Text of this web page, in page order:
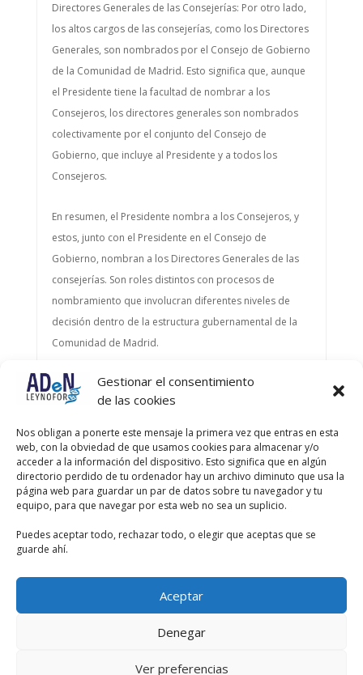
Gestionar el consentimiento
de las cookies
Nos obligan a ponerte este mensaje la primera vez que entras en esta
web, con la obviedad de que usamos cookies para almacenar y/o
acceder a la información del dispositivo. Esto significa que en algún
directorio perdido de tu ordenador hay un archivo diminuto que usa la
página web para guardar un par de datos sobre tu navegador y tu
equipo, para que navegar por esta web no sea un suplicio.
Puedes aceptar todo, rechazar todo, o elegir que aceptas que se
guarde ahí.
Aceptar
Denegar
Ver preferencias
Directores Generales de las Consejerías: Por otro lado,
los altos cargos de las consejerías, como los Directores
Generales, son nombrados por el Consejo de Gobierno
de la Comunidad de Madrid. Esto significa que, aunque
el Presidente tiene la facultad de nombrar a los
Consejeros, los directores generales son nombrados
colectivamente por el conjunto del Consejo de
Gobierno, que incluye al Presidente y a todos los
Consejeros.
En resumen, el Presidente nombra a los Consejeros, y
estos, junto con el Presidente en el Consejo de
Gobierno, nombran a los Directores Generales de las
consejerías. Son roles distintos con procesos de
nombramiento que involucran diferentes niveles de
decisión dentro de la estructura gubernamental de la
Comunidad de Madrid.
Autor Entradas
Debes estar registrado para responder a este debate.
Nombre de usuario:
Contraseña:
Recordar mi contraseña